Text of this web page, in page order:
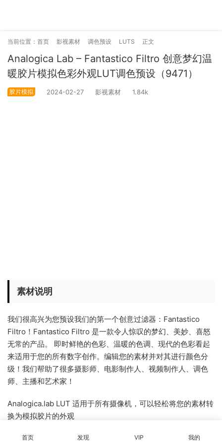
当前位置： 首页 影视素材 调色预设 LUTS 正文
Analogica Lab – Fantastico Filtro 创意梦幻温
暖胶片模拟色彩外观LUT调色预设（9471）
胶片模拟 2024-02-27 影视素材 1.84k
素材说明
我们很高兴为您预设我们的第一个创意过滤器：Fantastico
Filtro！Fantastico Filtro 是一款令人惊叹的梦幻、美妙、喜怒
无常的产品。 即时鲜艳的色彩、温暖的色调、现代的色彩看起
来适用于您的所有数字创作。编辑您的素材并对其进行颜色分
级！我们帮助了很多摄影师、电影制作人、视频制作人、调色
师、主播和艺术家！
Analogica.lab LUT 适用于所有摄像机，可以轻松将您的素材转
换为模拟胶片的外观
首页 发现 VIP 我的